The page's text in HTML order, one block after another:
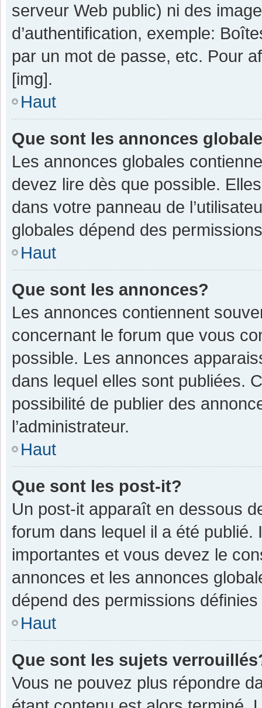
serveur Web public) ni des
d’authentification, exemple:
par un mot de passe, etc. Pour
[img].
Haut
Que sont les annonces
Les annonces globales
devez lire dès que possible.
dans votre panneau de
globales dépend des
Haut
Que sont les annonces?
Les annonces contiennent
concernant le forum que vous
possible. Les annonces
dans lequel elles sont publiées.
possibilité de publier des
l’administrateur.
Haut
Que sont les post-it?
Un post-it apparaît en dessous
forum dans lequel il a été
importantes et vous devez le
annonces et les annonces
dépend des permissions définies
Haut
Que sont les sujets
Vous ne pouvez plus répondre